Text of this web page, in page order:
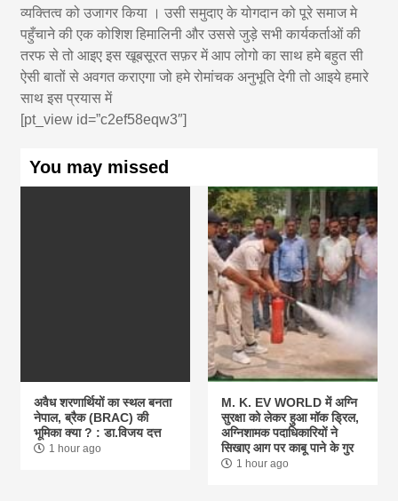
व्यक्तित्व को उजागर किया । उसी समुदाए के योगदान को पूरे समाज मे
पहुँचाने की एक कोशिश हिमालिनी और उससे जुड़े सभी कार्यकर्ताओं की
तरफ से तो आइए इस खूबसूरत सफ़र में आप लोगो का साथ हमे बहुत सी
ऐसी बातों से अवगत कराएगा जो हमे रोमांचक अनुभूति देगी तो आइये हमारे
साथ इस प्रयास में
[pt_view id=”c2ef58eqw3″]
You may missed
अवैध शरणार्थियों का स्थल बनता
नेपाल, ब्रैक (BRAC) की
भूमिका क्या ? : डा.विजय दत्त
1 hour ago
M. K. EV WORLD में अग्नि
सुरक्षा को लेकर हुआ मॉक ड्रिल,
अग्निशामक पदाधिकारियों ने
सिखाए आग पर काबू पाने के गुर
1 hour ago